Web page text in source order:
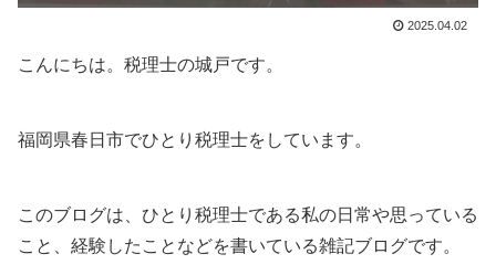
2025.04.02
こんにちは。税理士の城戸です。
福岡県春日市でひとり税理士をしています。
このブログは、ひとり税理士である私の日常や思っている
こと、経験したことなどを書いている雑記ブログです。